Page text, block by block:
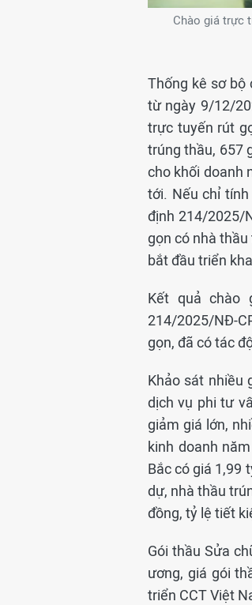
Chào giá trực
Thống kê sơ bộ
từ ngày 9/12/
trực tuyến rút
trúng thầu, 657
cho khối doanh
tới. Nếu chỉ
định 214/2025/
gọn có nhà
bắt đầu triển
Kết quả chào
214/2025/NĐ-
gọn, đã có tác
Khảo sát nhiều
dịch vụ phi tư
giảm giá lớn,
kinh doanh
Bắc có giá 1,99
dự, nhà thầu
đồng, tỷ lệ tiết
Gói thầu Sửa
ương, giá gói
triển CСТ Việt